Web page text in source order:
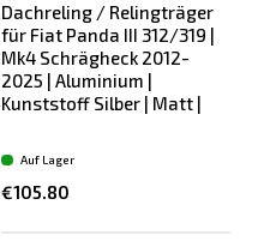
Dachreling / Relingträger
für Fiat Panda III 312/319 |
Mk4 Schrägheck 2012-
2025 | Aluminium |
Kunststoff Silber | Matt |
€105.80
Auf Lager